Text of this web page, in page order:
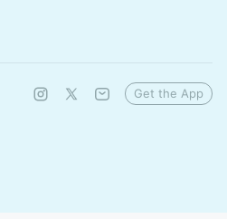
Get the App